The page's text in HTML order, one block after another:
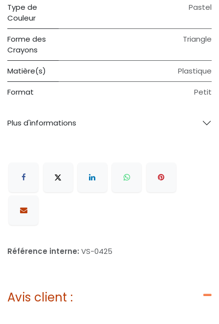
Type de
Couleur
Pastel
Forme des
Crayons
Triangle
Matière(s) Plastique
Format Petit
Plus d'informations
Référence interne: VS-0425
Avis client :